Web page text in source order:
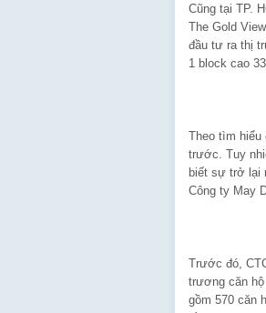
Cũng tại TP.
The Gold
đầu tư ra thị
1 block cao
Theo tìm
trước. Tuy
biết sự trở lại
Công ty May
Trước đó,
trương căn hộ
gồm 570 căn